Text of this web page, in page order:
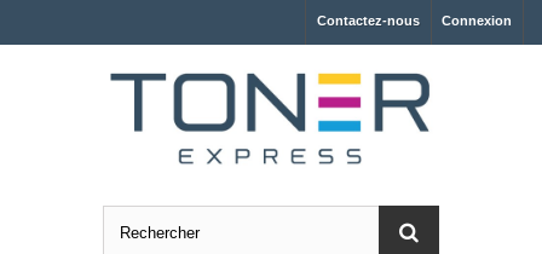
Connexion
Contactez-nous